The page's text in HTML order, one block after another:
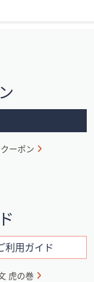
ーポン
利用ガイド
虎の巻